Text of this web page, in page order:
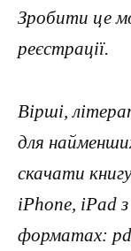
Зробити це
реєстрації.
Вірші,
для
скачати
iPhone, iPad
форматах: